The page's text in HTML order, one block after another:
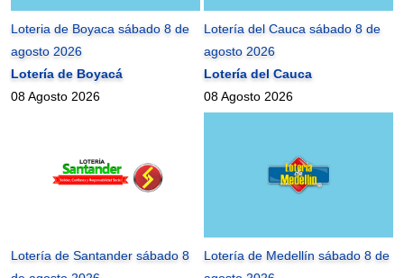
Loteria de Boyaca sábado 8 de
agosto 2026
Lotería de Boyacá
08 Agosto 2026
Lotería del Cauca sábado 8 de
agosto 2026
Lotería del Cauca
08 Agosto 2026
Lotería de Santander sábado 8
Lotería de Medellín sábado 8 de